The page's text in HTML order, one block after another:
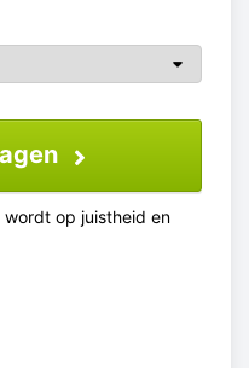
wordt op juistheid en